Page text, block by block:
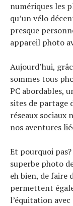
numériques les
qu’un vélo
presque
appareil photo
Aujourd’hui,
sommes tous
PC abordables,
sites de partage
réseaux sociaux
nos aventures
Et pourquoi
superbe photo
eh bien, de faire
permettent
l’équitation avec